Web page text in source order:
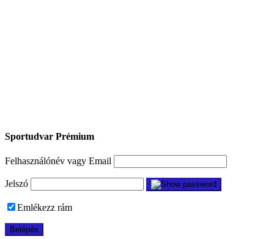
Sportudvar Prémium
Felhasználónév vagy Email
Jelszó
Emlékezz rám